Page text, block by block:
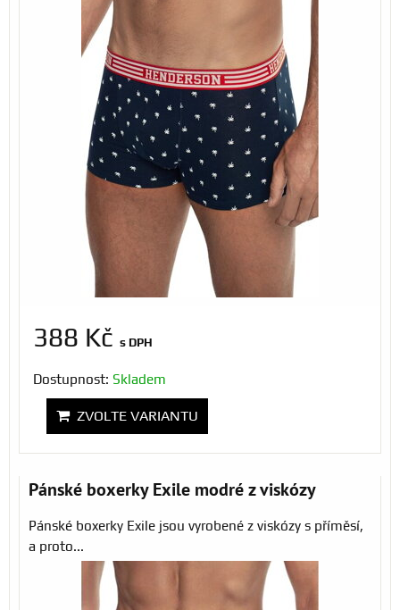
388 Kč s DPH
Dostupnost: Skladem
ZVOLTE VARIANTU
Pánské boxerky Exile modré z viskózy
Pánské boxerky Exile jsou vyrobené z viskózy s příměsí,
a proto...